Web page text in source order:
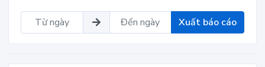
Xuất báo cáo